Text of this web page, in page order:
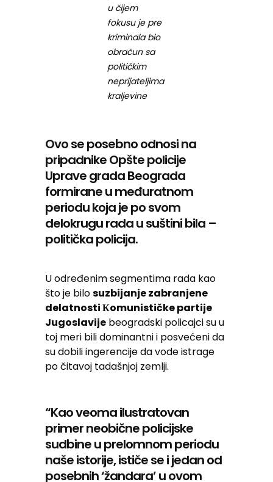
u čijem
fokusu je pre
kriminala bio
obračun sa
političkim
neprijateljima
kraljevine
Ovo se posebno odnosi na
pripadnike Opšte policije
Uprave grada Beograda
formirane u međuratnom
periodu koja je po svom
delokrugu rada u suštini bila –
politička policija.
U određenim segmentima rada kao
što je bilosuzbijanje zabranjene
delatnosti Кomunističke partije
Jugoslavije beogradski policajci su u
toj meri bili dominantni i posvećeni da
su dobili ingerencije da vode istrage
po čitavoj tadašnjoj zemlji.
“Kao veoma ilustratovan
primer neobične policijske
sudbine u prelomnom periodu
naše istorije, ističe se i jedan od
posebnih ‘žandara’ u ovom